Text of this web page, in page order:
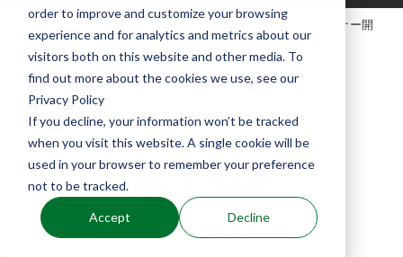
order to improve and customize your browsing
experience and for analytics and metrics about our
visitors both on this website and other media. To
find out more about the cookies we use, see our
Privacy Policy
If you decline, your information won’t be tracked
when you visit this website. A single cookie will be
used in your browser to remember your preference
not to be tracked.
Accept Decline
令和三年度 能楽体験 教員セミナー開
催のお知らせ